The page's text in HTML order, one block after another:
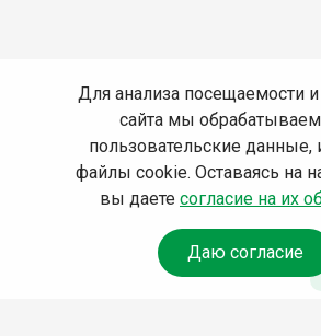
Для анализа посещаемости
сайта мы
пользовательские данные,
файлы cookie. Оставаясь на
вы даете согласие на их
Даю согласие